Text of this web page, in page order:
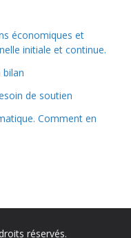
économiques et
initiale et continue.
bilan
de soutien
Comment en
réservés.